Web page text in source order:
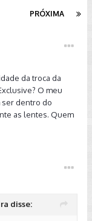
PRÓXIMA
da troca da
O meu
ser dentro do
as lentes. Quem
disse: